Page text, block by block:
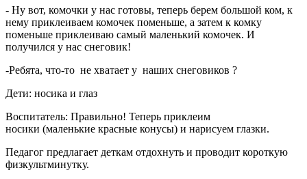
- Ну вот, комочки у нас готовы, теперь берем большой ком, к
нему приклеиваем комочек поменьше, а затем к комку
поменьше приклеиваю самый маленький комочек. И
получился у нас снеговик!
-Ребята, что-то не хватает у наших снеговиков ?
Дети: носика и глаз
Воспитатель: Правильно! Теперь приклеим
носики (маленькие красные конусы) и нарисуем глазки.
Педагог предлагает деткам отдохнуть и проводит короткую
физкультминутку.